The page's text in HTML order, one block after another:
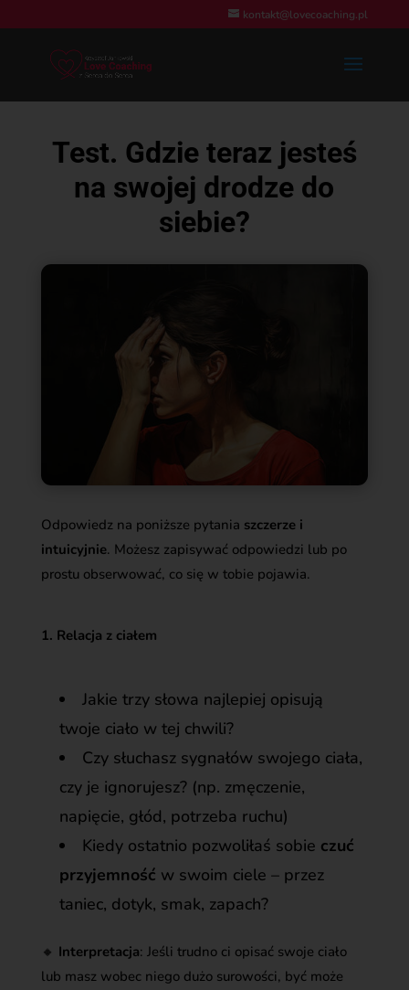
kontakt@lovecoaching.pl
Test. Gdzie teraz jesteś
na swojej drodze do
siebie?
Odpowiedz na poniższe pytania szczerze i
intuicyjnie. Możesz zapisywać odpowiedzi lub po
prostu obserwować, co się w tobie pojawia.
1. Relacja z ciałem
Jakie trzy słowa najlepiej opisują
twoje ciało w tej chwili?
Czy słuchasz sygnałów swojego ciała,
czy je ignorujesz? (np. zmęczenie,
napięcie, głód, potrzeba ruchu)
Kiedy ostatnio pozwoliłaś sobie czuć
przyjemność w swoim ciele – przez
taniec, dotyk, smak, zapach?
🔸 Interpretacja: Jeśli trudno ci opisać swoje ciało
lub masz wobec niego dużo surowości, być może